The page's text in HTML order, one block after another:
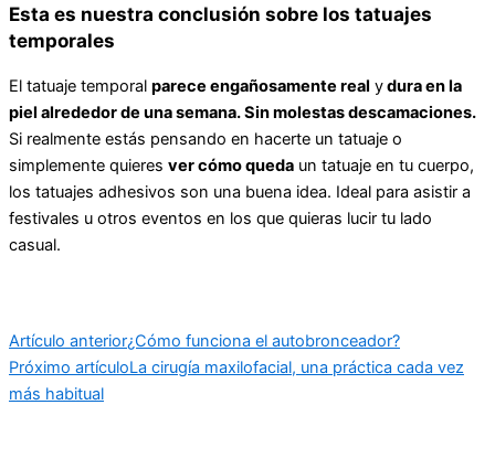
Esta es nuestra conclusión sobre los tatuajes
temporales
El tatuaje temporal parece engañosamente real ydura en la
piel alrededor de una semana. Sin molestas descamaciones.
Si realmente estás pensando en hacerte un tatuaje o
simplemente quieres ver cómo queda un tatuaje en tu cuerpo,
los tatuajes adhesivos son una buena idea. Ideal para asistir a
festivales u otros eventos en los que quieras lucir tu lado
casual.
Artículo anterior¿Cómo funciona el autobronceador?
Próximo artículoLa cirugía maxilofacial, una práctica cada vez
más habitual